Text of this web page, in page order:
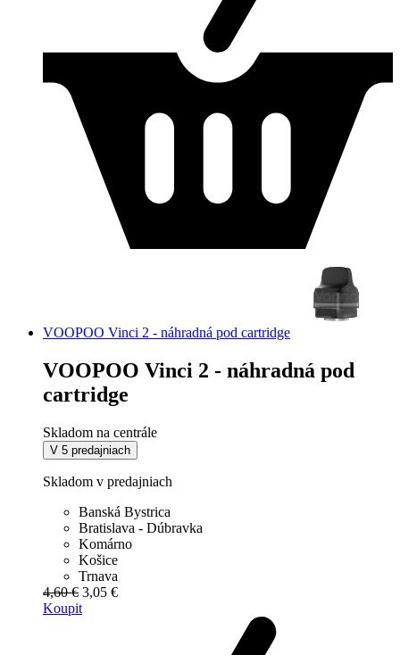
VOOPOO Vinci 2 - náhradná pod cartridge
VOOPOO Vinci 2 - náhradná pod
cartridge
Skladom na centrále
V 5 predajniach
Skladom v predajniach
Banská Bystrica
Bratislava - Dúbravka
Komárno
Košice
Trnava
4,60 € 3,05 €
Koupit